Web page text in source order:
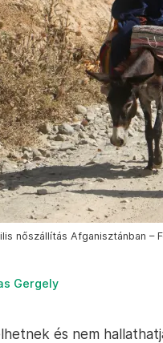
nőszállítás Afganisztánban –
Gergely
és nem